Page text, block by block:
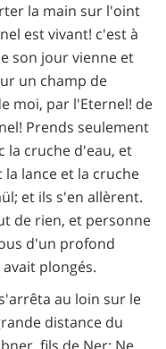
la main sur l'oint
est vivant! c'est à
son jour vienne et
un champ de
moi, par l'Eternel! de
Prends seulement
la cruche d'eau, et
lance et la cruche
et ils s'en allèrent.
de rien, et personne
d'un profond
plongés.
au loin sur le
distance du